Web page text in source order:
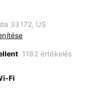
33172, US
1182 értékelés
Fi